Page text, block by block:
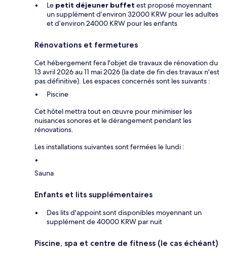
Le petit déjeuner buffet est proposé moyennant
un supplément d’environ 32000 KRW pour les adultes
et d’environ 24000 KRW pour les enfants
Rénovations et fermetures
Cet hébergement fera l'objet de travaux de rénovation du
13 avril 2026 au 11 mai 2026 (la date de fin des travaux n'est
pas définitive). Les espaces concernés sont les suivants :
Piscine
Cet hôtel mettra tout en œuvre pour minimiser les
nuisances sonores et le dérangement pendant les
rénovations.
Les installations suivantes sont fermées le lundi :
Sauna
Enfants et lits supplémentaires
Des lits d'appoint sont disponibles moyennant un
supplément de 40000 KRW par nuit
Piscine, spa et centre de fitness (le cas échéant)